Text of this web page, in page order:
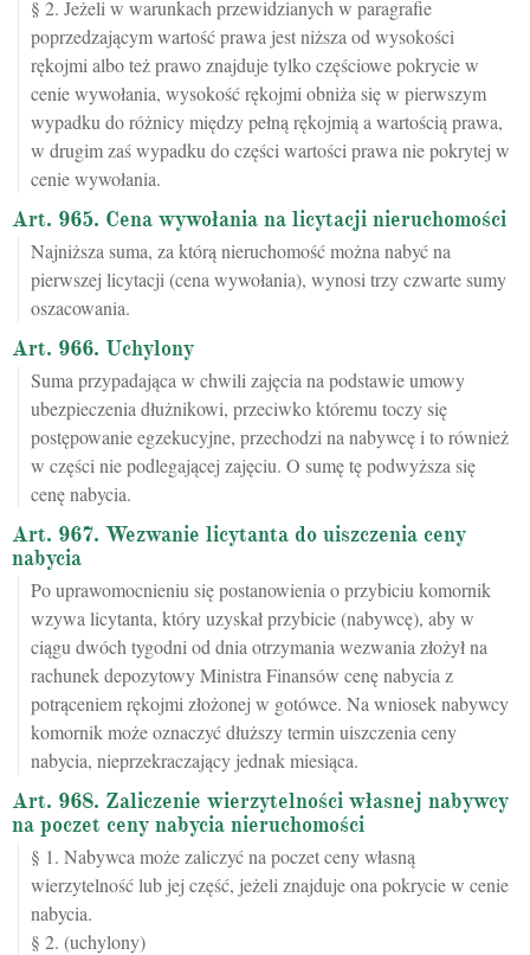
§ 2. Jeżeli w warunkach przewidzianych w paragrafie
poprzedzającym wartość prawa jest niższa od wysokości
rękojmi albo też prawo znajduje tylko częściowe pokrycie w
cenie wywołania, wysokość rękojmi obniża się w pierwszym
wypadku do różnicy między pełną rękojmią a wartością prawa,
w drugim zaś wypadku do części wartości prawa nie pokrytej w
cenie wywołania.
Art. 965. Cena wywołania na licytacji nieruchomości
Najniższa suma, za którą nieruchomość można nabyć na
pierwszej licytacji (cena wywołania), wynosi trzy czwarte sumy
oszacowania.
Art. 966. Uchylony
Suma przypadająca w chwili zajęcia na podstawie umowy
ubezpieczenia dłużnikowi, przeciwko któremu toczy się
postępowanie egzekucyjne, przechodzi na nabywcę i to również
w części nie podlegającej zajęciu. O sumę tę podwyższa się
cenę nabycia.
Art. 967. Wezwanie licytanta do uiszczenia ceny
nabycia
Po uprawomocnieniu się postanowienia o przybiciu komornik
wzywa licytanta, który uzyskał przybicie (nabywcę), aby w
ciągu dwóch tygodni od dnia otrzymania wezwania złożył na
rachunek depozytowy Ministra Finansów cenę nabycia z
potrąceniem rękojmi złożonej w gotówce. Na wniosek nabywcy
komornik może oznaczyć dłuższy termin uiszczenia ceny
nabycia, nieprzekraczający jednak miesiąca.
Art. 968. Zaliczenie wierzytelności własnej nabywcy
na poczet ceny nabycia nieruchomości
§ 1. Nabywca może zaliczyć na poczet ceny własną
wierzytelność lub jej część, jeżeli znajduje ona pokrycie w cenie
nabycia.
§ 2. (uchylony)